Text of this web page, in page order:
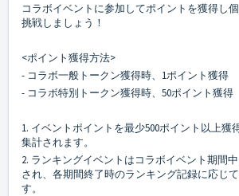
コラボイベントに参加してポイントを獲得し
挑戦しましょう！
<ポイント獲得方法>
- コラボ一般トークン獲得時、1ポイント獲得
- コラボ特別トークン獲得時、50ポイント獲得
1. イベントポイントを最少500ポイント以上獲
集計されます。
2. ランキングイベントはコラボイベント期間
され、各期間終了時のランキング記録に応じ
す。